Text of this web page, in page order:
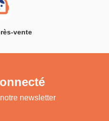
vente
newsletter